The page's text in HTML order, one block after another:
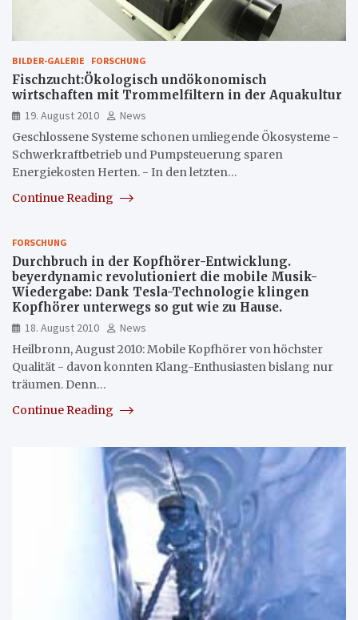
BILDER-GALERIE FORSCHUNG
Fischzucht:Ökologisch undökonomisch
wirtschaften mit Trommelfiltern in der Aquakultur
19. August 2010
News
Geschlossene Systeme schonen umliegende Ökosysteme -
Schwerkraftbetrieb und Pumpsteuerung sparen
Energiekosten Herten. - In den letzten…
Continue Reading
FORSCHUNG
Durchbruch in der Kopfhörer-Entwicklung.
beyerdynamic revolutioniert die mobile Musik-
Wiedergabe: Dank Tesla-Technologie klingen
Kopfhörer unterwegs so gut wie zu Hause.
18. August 2010
News
Heilbronn, August 2010: Mobile Kopfhörer von höchster
Qualität - davon konnten Klang-Enthusiasten bislang nur
träumen. Denn…
Continue Reading